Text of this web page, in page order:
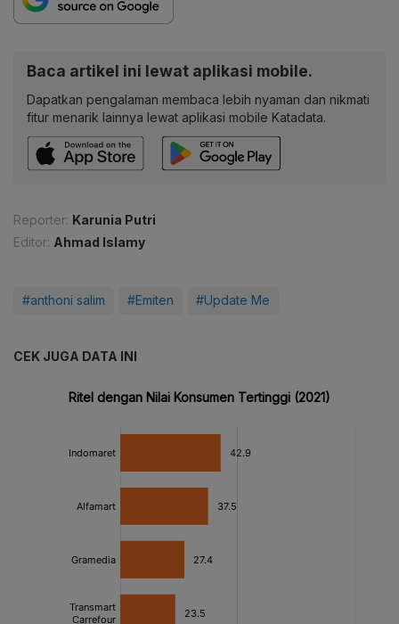
Baca artikel ini lewat aplikasi mobile.
Dapatkan pengalaman membaca lebih nyaman dan nikmati
fitur menarik lainnya lewat aplikasi mobile Katadata.
Reporter: Karunia Putri
Editor: Ahmad Islamy
#anthoni salim #Emiten #Update Me
CEK JUGA DATA INI